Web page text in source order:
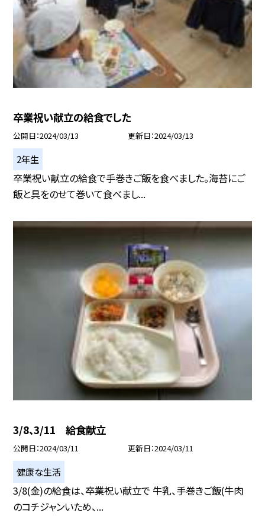
卒業祝い献立の給食でした
公開日 2024/03/13 更新日 2024/03/13
2年生
卒業祝い献立の給食で手巻きご飯を食べました。海苔にご
飯と具をのせて巻いて食べまし...
3/8、3/11 給食献立
公開日 2024/03/11 更新日 2024/03/11
健康な生活
3/8(金)の給食は、卒業祝い献立で 牛乳、手巻きご飯(牛肉
のコチジャンいため、...